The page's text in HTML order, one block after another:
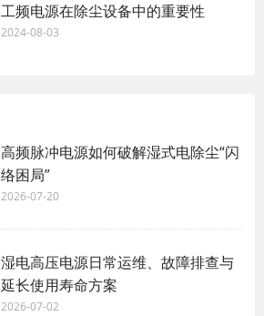
工频电源在除尘设备中的重要性
2024-08-03
高频脉冲电源如何破解湿式电除尘“闪
络困局”
2026-07-20
湿电高压电源日常运维、故障排查与
延长使用寿命方案
2026-07-02